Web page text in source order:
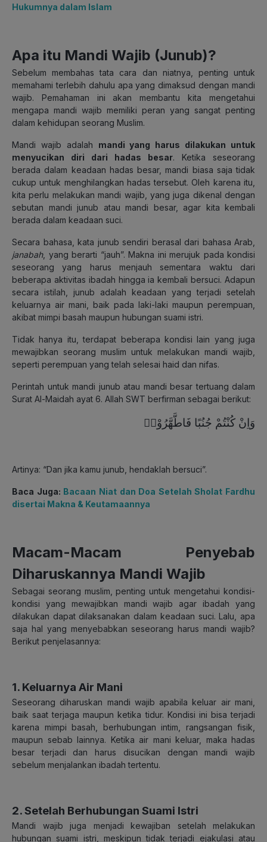
Hukumnya dalam Islam
Apa itu Mandi Wajib (Junub)?
Sebelum membahas tata cara dan niatnya, penting untuk
memahami terlebih dahulu apa yang dimaksud dengan mandi
wajib. Pemahaman ini akan membantu kita mengetahui
mengapa mandi wajib memiliki peran yang sangat penting
dalam kehidupan seorang Muslim.
Mandi wajib adalah mandi yang harus dilakukan untuk
menyucikan diri dari hadas besar. Ketika seseorang
berada dalam keadaan hadas besar, mandi biasa saja tidak
cukup untuk menghilangkan hadas tersebut. Oleh karena itu,
kita perlu melakukan mandi wajib, yang juga dikenal dengan
sebutan mandi junub atau mandi besar, agar kita kembali
berada dalam keadaan suci.
Secara bahasa, kata junub sendiri berasal dari bahasa Arab,
janabah, yang berarti “jauh”. Makna ini merujuk pada kondisi
seseorang yang harus menjauh sementara waktu dari
beberapa aktivitas ibadah hingga ia kembali bersuci. Adapun
secara istilah, junub adalah keadaan yang terjadi setelah
keluarnya air mani, baik pada laki-laki maupun perempuan,
akibat mimpi basah maupun hubungan suami istri.
Tidak hanya itu, terdapat beberapa kondisi lain yang juga
mewajibkan seorang muslim untuk melakukan mandi wajib,
seperti perempuan yang telah selesai haid dan nifas.
Perintah untuk mandi junub atau mandi besar tertuang dalam
Surat Al-Maidah ayat 6. Allah SWT berfirman sebagai berikut:
وَاِنْ كُنْتُمْ جُنُبًا فَاطَّهَّرُوْاۗ
Artinya: “Dan jika kamu junub, hendaklah bersuci”.
Baca Juga: Bacaan Niat dan Doa Setelah Sholat Fardhu
disertai Makna & Keutamaannya
Macam-Macam Penyebab
Diharuskannya Mandi Wajib
Sebagai seorang muslim, penting untuk mengetahui kondisi-
kondisi yang mewajibkan mandi wajib agar ibadah yang
dilakukan dapat dilaksanakan dalam keadaan suci. Lalu, apa
saja hal yang menyebabkan seseorang harus mandi wajib?
Berikut penjelasannya:
1. Keluarnya Air Mani
Seseorang diharuskan mandi wajib apabila keluar air mani,
baik saat terjaga maupun ketika tidur. Kondisi ini bisa terjadi
karena mimpi basah, berhubungan intim, rangsangan fisik,
maupun sebab lainnya. Ketika air mani keluar, maka hadas
besar terjadi dan harus disucikan dengan mandi wajib
sebelum menjalankan ibadah tertentu.
2. Setelah Berhubungan Suami Istri
Mandi wajib juga menjadi kewajiban setelah melakukan
hubungan suami istri, meskipun tidak terjadi ejakulasi atau